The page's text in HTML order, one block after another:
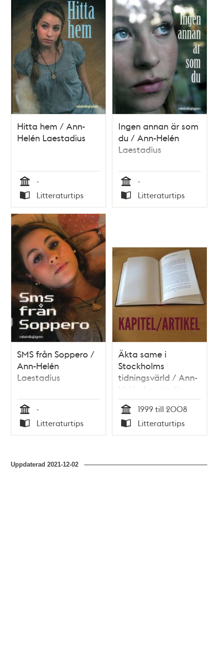
poster
Hitta hem / Ann-
Helén Laestadius
Tid
-
Typ
Litteraturtips
Ingen annan är som
du / Ann-Helén
Laestadius
Tid
-
Typ
Litteraturtips
SMS från Soppero /
Ann-Helén
Laestadius
Tid
-
Typ
Litteraturtips
Äkta same i
Stockholms
tidningsvärld / Ann-
Helén Laestadius
Tid
1999 till 2008
Typ
Litteraturtips
Uppdaterad2021-12-02